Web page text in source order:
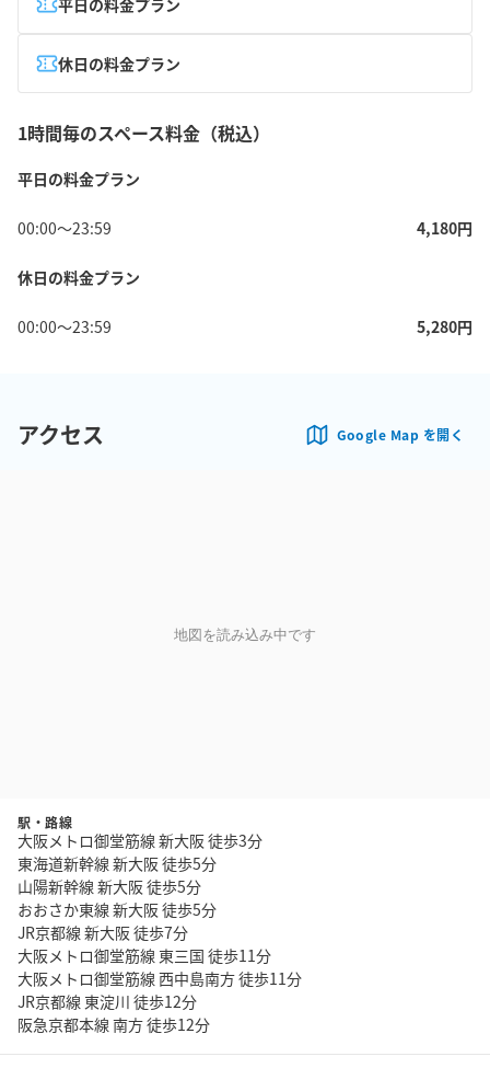
平日の料金プラン
休日の料金プラン
1時間毎のスペース料金（税込）
平日の料金プラン
00:00〜23:59 4,180円
休日の料金プラン
00:00〜23:59 5,280円
アクセス Google Map を開く
地図を読み込み中です
駅・路線
大阪メトロ御堂筋線 新大阪 徒歩3分
東海道新幹線 新大阪 徒歩5分
山陽新幹線 新大阪 徒歩5分
おおさか東線 新大阪 徒歩5分
JR京都線 新大阪 徒歩7分
大阪メトロ御堂筋線 東三国 徒歩11分
大阪メトロ御堂筋線 西中島南方 徒歩11分
JR京都線 東淀川 徒歩12分
阪急京都本線 南方 徒歩12分